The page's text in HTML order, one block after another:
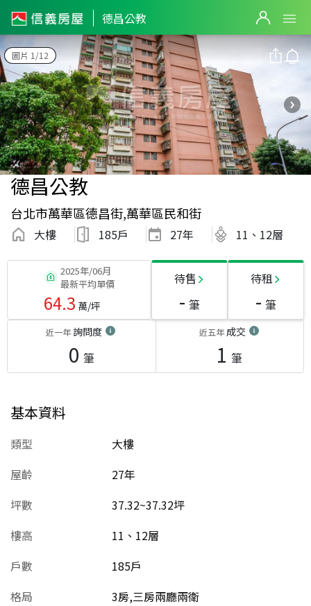
德昌公教
圖片 1/12
德昌公教
台北市萬華區德昌街,萬華區民和街
大樓 185戶 27年 11、12層
2025年/06月
最新平均單價
64.3 萬/坪
待售
- 筆
待租
- 筆
近一年詢問度
0 筆
近五年成交
1 筆
基本資料
類型
大樓
屋齡
27年
坪數
37.32~37.32坪
樓高
11、12層
戶數
185戶
格局
3房,三房兩廳兩衛